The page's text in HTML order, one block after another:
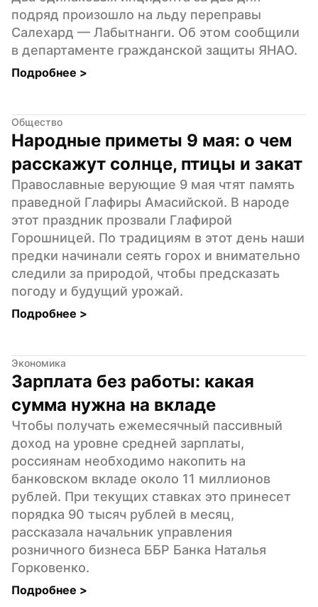
подряд произошло на льду переправы
Салехард — Лабытнанги. Об этом сообщили
в департаменте гражданской защиты ЯНАО.
Подробнее >
Общество
Народные приметы 9 мая: о чем
расскажут солнце, птицы и закат
Православные верующие 9 мая чтят память
праведной Глафиры Амасийской. В народе
этот праздник прозвали Глафирой
Горошницей. По традициям в этот день наши
предки начинали сеять горох и внимательно
следили за природой, чтобы предсказать
погоду и будущий урожай.
Подробнее >
Экономика
Зарплата без работы: какая
сумма нужна на вкладе
Чтобы получать ежемесячный пассивный
доход на уровне средней зарплаты,
россиянам необходимо накопить на
банковском вкладе около 11 миллионов
рублей. При текущих ставках это принесет
порядка 90 тысяч рублей в месяц,
рассказала начальник управления
розничного бизнеса ББР Банка Наталья
Горковенко.
Подробнее >